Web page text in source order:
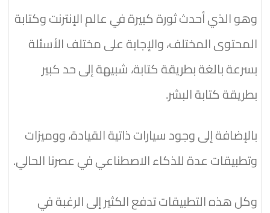
وهو الذي أحدث ثورة كبيرة في عالم الإنترنت وكتابة
المحتوى المختلف، والإجابة على مختلف الأسئلة
بسرعة بالغة بطريقة كتابة، شبيهة إلى حد كبير
بطريقة كتابة البشر.
بالإضافة إلى وجود سيارات ذاتية القيادة، ووميزات
وتطبيقات عدة للذكاء الاصطناعي في عصرنا الحالي.
وكل هذه التطبيقات تدفع الكثير إلى الرغبة في